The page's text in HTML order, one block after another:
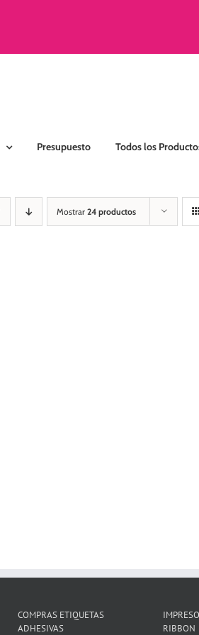
Presupuesto Todos los
Mostrar 24 productos
COMPRAS ETIQUETAS
ADHESIVAS
RIBBON